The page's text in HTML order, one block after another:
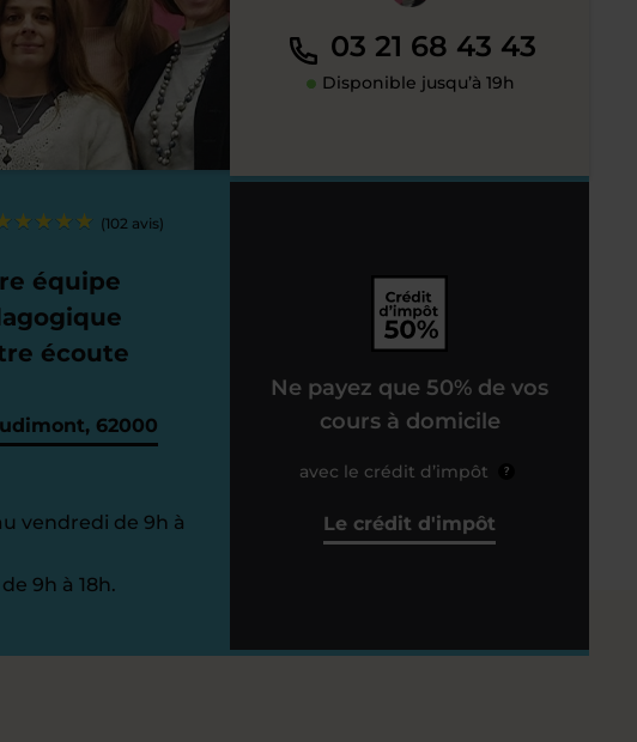
(102 avis)
équipe
écoute
62000
vendredi de 9h à
9h à 18h.
03 21 68 43 43
Disponible jusqu’à 19h
Ne payez que 50% de vos
cours à domicile
avec le crédit d’impôt ?
Le crédit d'impôt